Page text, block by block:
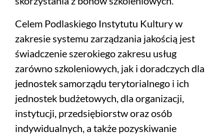
Celem Podlaskiego Instytutu Kultury w
zakresie systemu zarządzania jakością jest
świadczenie szerokiego zakresu usług
zarówno szkoleniowych, jak i doradczych dla
jednostek samorządu terytorialnego i ich
jednostek budżetowych, dla organizacji,
instytucji, przedsiębiorstw oraz osób
indywidualnych, a także pozyskiwanie